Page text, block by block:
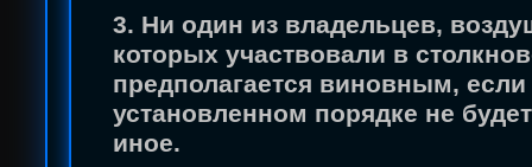
3. Ни один из владельцев,
которых участвовали в
предполагается виновным, если
установленном порядке не
иное.